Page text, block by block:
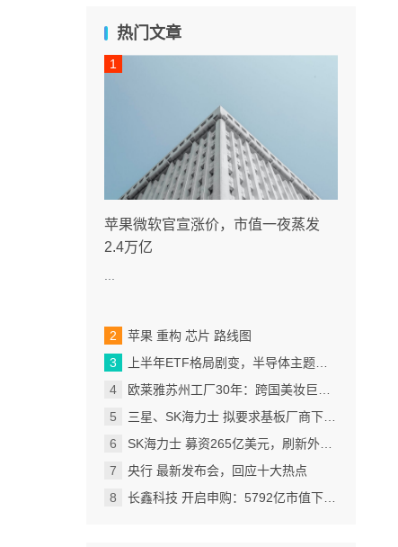
热门文章
苹果微软官宣涨价，市值一夜蒸发
2.4万亿
苹果 重构 芯片 路线图
上半年ETF格局剧变，半导体主题包揽“翻倍基”
欧莱雅苏州工厂30年：跨国美妆巨头的中国制造样本
三星、SK海力士 拟要求基板厂商下半年降价
SK海力士 募资265亿美元，刷新外国企业赴美IPO纪录
央行 最新发布会，回应十大热点
长鑫科技 开启申购：5792亿市值下的一场资本狂欢